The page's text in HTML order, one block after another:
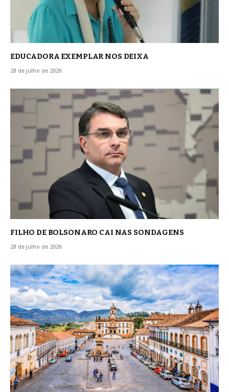
EDUCADORA EXEMPLAR NOS DEIXA
28 de julho de 2026
FILHO DE BOLSONARO CAI NAS SONDAGENS
28 de julho de 2026